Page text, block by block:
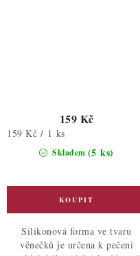
Skladem (5 ks)
159 Kč
Měrná
159 Kč / 1 ks
Silikonová forma ve tvaru
věnečků je určena k pečení